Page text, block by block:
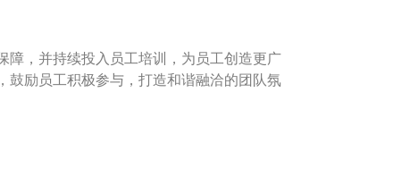
障，并持续投入员工培训，为员工创造更广
鼓励员工积极参与，打造和谐融洽的团队氛